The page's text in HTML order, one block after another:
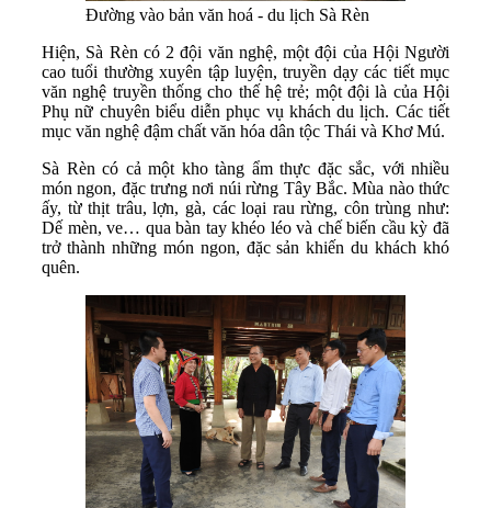
Đường vào bản văn hoá - du lịch Sà Rèn
Hiện, Sà Rèn có 2 đội văn nghệ, một đội của Hội Người
cao tuổi thường xuyên tập luyện, truyền dạy các tiết mục
văn nghệ truyền thống cho thế hệ trẻ; một đội là của Hội
Phụ nữ chuyên biểu diễn phục vụ khách du lịch. Các tiết
mục văn nghệ đậm chất văn hóa dân tộc Thái và Khơ Mú.
Sà Rèn có cả một kho tàng ẩm thực đặc sắc, với nhiều
món ngon, đặc trưng nơi núi rừng Tây Bắc. Mùa nào thức
ấy, từ thịt trâu, lợn, gà, các loại rau rừng, côn trùng như:
Dế mèn, ve… qua bàn tay khéo léo và chế biến cầu kỳ đã
trở thành những món ngon, đặc sản khiến du khách khó
quên.